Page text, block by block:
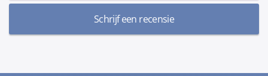
Schrijf een recensie